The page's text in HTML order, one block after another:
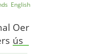
English
Oer
ús